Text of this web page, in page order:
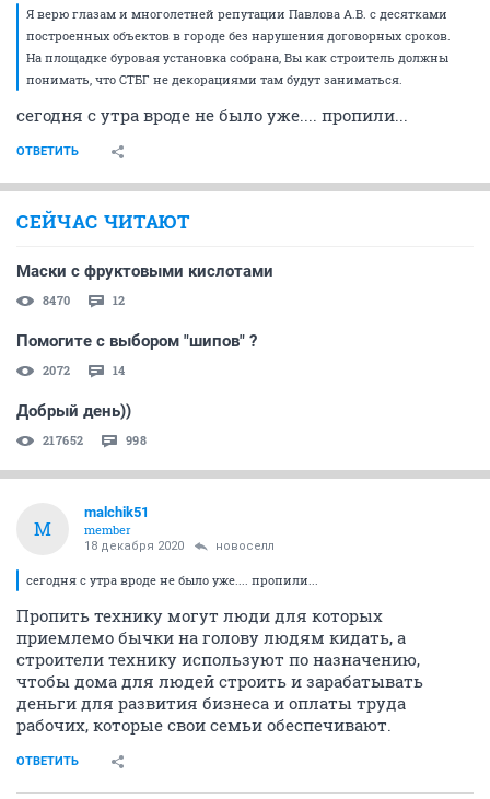
Я верю глазам и многолетней репутации Павлова А.В. с десятками
построенных объектов в городе без нарушения договорных сроков.
На площадке буровая установка собрана, Вы как строитель должны
понимать, что СТБГ не декорациями там будут заниматься.
сегодня с утра вроде не было уже.... пропили...
ОТВЕТИТЬ
СЕЙЧАС ЧИТАЮТ
Маски с фруктовыми кислотами
8470 12
Помогите с выбором "шипов" ?
2072 14
Добрый день))
217652 998
M
malchik51
member
18 декабря 2020 новоселл
сегодня с утра вроде не было уже.... пропили...
Пропить технику могут люди для которых
приемлемо бычки на голову людям кидать, а
строители технику используют по назначению,
чтобы дома для людей строить и зарабатывать
деньги для развития бизнеса и оплаты труда
рабочих, которые свои семьи обеспечивают.
ОТВЕТИТЬ